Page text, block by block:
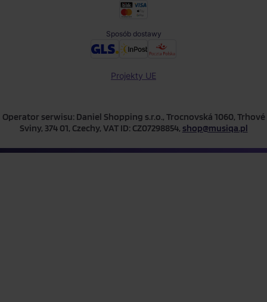
Sposób dostawy
Projekty UE
Operator serwisu: Daniel Shopping s.r.o., Trocnovská 1060, Trhové
Sviny, 374 01, Czechy, VAT ID: CZ07298854, shop@musiqa.pl